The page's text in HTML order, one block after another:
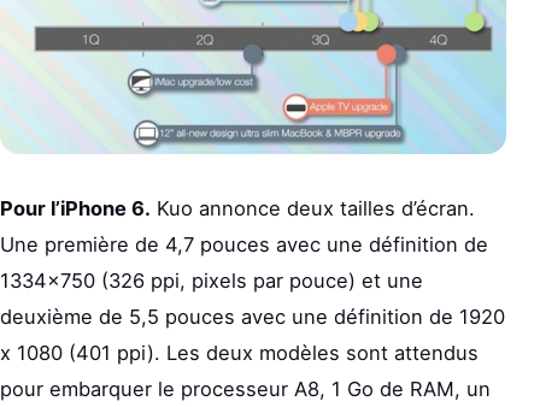
Pour l’iPhone 6. Kuo annonce deux tailles d’écran.
Une première de 4,7 pouces avec une définition de
1334×750 (326 ppi, pixels par pouce) et une
deuxième de 5,5 pouces avec une définition de 1920
x 1080 (401 ppi). Les deux modèles sont attendus
pour embarquer le processeur A8, 1 Go de RAM, un